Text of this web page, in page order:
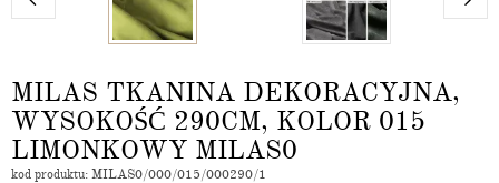
MILAS TKANINA DEKORACYJNA,
WYSOKOŚĆ 290CM, KOLOR 015
LIMONKOWY MILAS0
kod produktu: MILAS0/000/015/000290/1